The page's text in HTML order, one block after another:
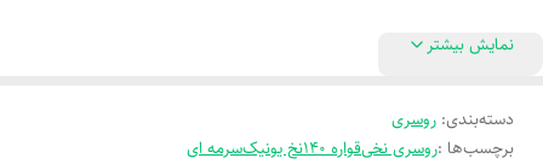
نمایش بیشتر
دسته‌بندی: روسری
برچسب‌ها :روسری نخیقواره 140 نخ یونیکسرمه ای